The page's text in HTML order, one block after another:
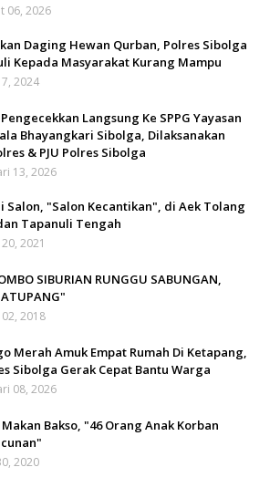
06, 2026
Daging Hewan Qurban, Polres Sibolga
Kepada Masyarakat Kurang Mampu
2024
Langsung Ke SPPG Yayasan
Bhayangkari Sibolga, Dilaksanakan
& PJU Polres Sibolga
13, 2026
Salon, "Salon Kecantikan", di Aek Tolang
Tapanuli Tengah
2021
SIBURIAN RUNGGU SABUNGAN,
2018
Merah Amuk Empat Rumah Di Ketapang,
Sibolga Gerak Cepat Bantu Warga
08, 2026
Bakso, "46 Orang Anak Korban
2020